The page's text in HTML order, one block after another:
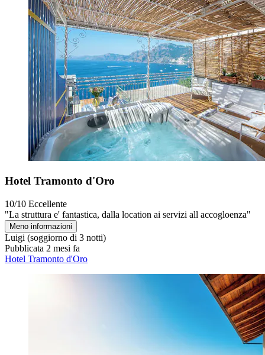
Hotel Tramonto d'Oro
10/10 Eccellente
"La struttura e' fantastica, dalla location ai servizi all accogloenza"
Meno informazioni
Luigi (soggiorno di 3 notti)
Pubblicata 2 mesi fa
Hotel Tramonto d'Oro